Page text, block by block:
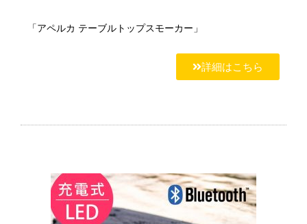
「アペルカ テーブルトップスモーカー」
詳細はこちら